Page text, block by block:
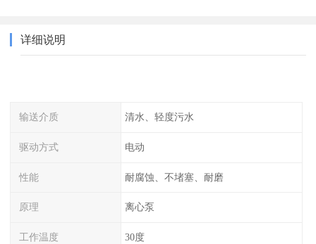
详细说明
输送介质 清水、轻度污水
驱动方式 电动
性能 耐腐蚀、不堵塞、耐磨
原理 离心泵
工作温度 30度